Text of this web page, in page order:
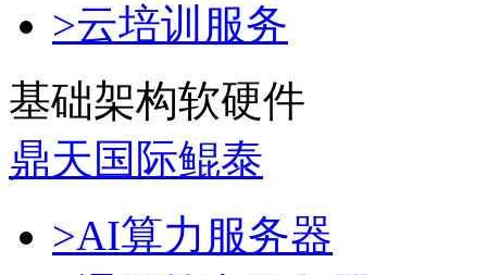
>云培训服务
基础架构软硬件
鼎天国际鲲泰
>AI算力服务器